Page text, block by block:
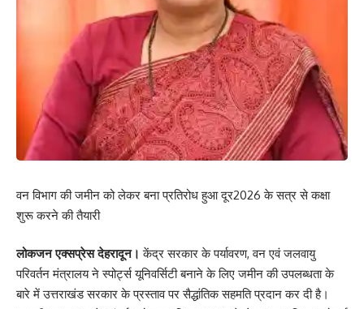
वन विभाग की जमीन को लेकर बना प्रतिरोध हुआ दूर2026 के सत्र से कक्षा
शुरू करने की तैयारी
लोकजन एक्सप्रेस देहरादून।केंद्र सरकार के पर्यावरण, वन एवं जलवायु
परिवर्तन मंत्रालय ने स्पोर्ट्स यूनिवर्सिटी बनाने के लिए जमीन की उपलब्धता के
बारे में उत्तराखंड सरकार के प्रस्ताव पर सैद्धांतिक सहमति प्रदान कर दी है।